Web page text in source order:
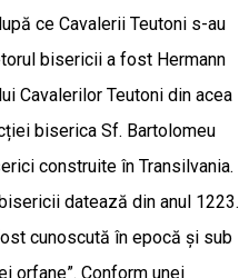
ce Cavalerii Teutoni s-au
bisericii a fost Hermann
Cavalerilor Teutoni din acea
biserica Sf. Bartolomeu
construite în Transilvania.
datează din anul 1223.
cunoscută în epocă și sub
orfane”. Conform unei